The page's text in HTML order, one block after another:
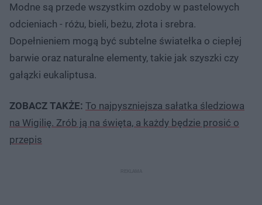
Modne są przede wszystkim ozdoby w pastelowych
odcieniach - różu, bieli, beżu, złota i srebra.
Dopełnieniem mogą być subtelne światełka o ciepłej
barwie oraz naturalne elementy, takie jak szyszki czy
gałązki eukaliptusa.
ZOBACZ TAKŻE: To najpyszniejsza sałatka śledziowa
na Wigilię. Zrób ją na święta, a każdy będzie prosić o
przepis